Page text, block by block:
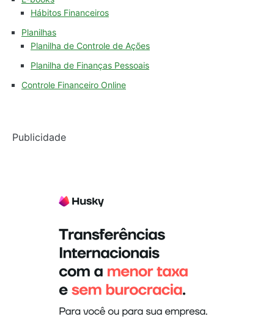
Hábitos Financeiros
Planilhas
Planilha de Controle de Ações
Planilha de Finanças Pessoais
Controle Financeiro Online
Publicidade